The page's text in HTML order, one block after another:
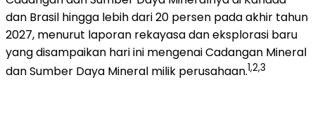
dan Brasil hingga lebih dari 20 persen pada akhir tahun
2027, menurut laporan rekayasa dan eksplorasi baru
yang disampaikan hari ini mengenai Cadangan Mineral
dan Sumber Daya Mineral milik perusahaan.1,2,3